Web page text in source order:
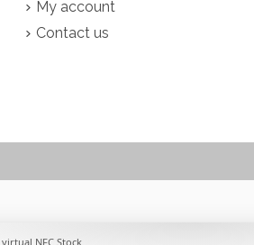
My account
Contact us